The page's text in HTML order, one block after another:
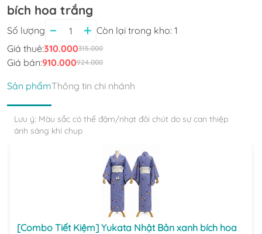
bích hoa trắng
Số lượng Còn lại trong kho: 1
Giá thuê:310.000315.000
Giá bán:910.000924.000
Sản phẩmThông tin chi nhánh
Lưu ý: Màu sắc có thể đậm/nhạt đôi chút do sự can thiệp
ánh sáng khi chụp
[Combo Tiết Kiệm] Yukata Nhật Bản xanh bích hoa